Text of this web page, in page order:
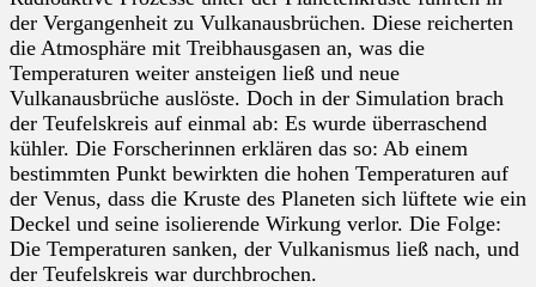
der Vergangenheit zu Vulkanausbrüchen. Diese reicherten
die Atmosphäre mit Treibhausgasen an, was die
Temperaturen weiter ansteigen ließ und neue
Vulkanausbrüche auslöste. Doch in der Simulation brach
der Teufelskreis auf einmal ab: Es wurde überraschend
kühler. Die Forscherinnen erklären das so: Ab einem
bestimmten Punkt bewirkten die hohen Temperaturen auf
der Venus, dass die Kruste des Planeten sich lüftete wie ein
Deckel und seine isolierende Wirkung verlor. Die Folge:
Die Temperaturen sanken, der Vulkanismus ließ nach, und
der Teufelskreis war durchbrochen.